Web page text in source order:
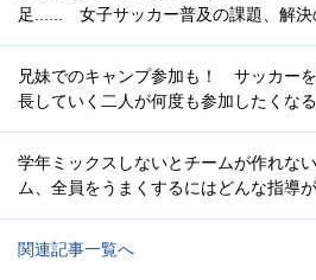
足...... 女子サッカー普及の課題、解決
兄妹でのキャンプ参加も！ サッカー
長していく二人が何度も参加したくな
学年ミックスしないとチームが作れな
ム、全員をうまくするにはどんな指導
関連記事一覧へ